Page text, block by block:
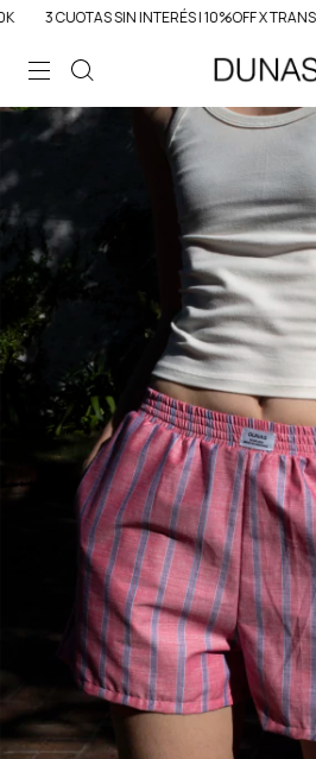
SIN INTERÉS | 10%OFF X TRANSFERENCIA